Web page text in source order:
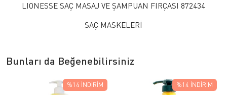
LIONESSE SAÇ MASAJ VE ŞAMPUAN FIRÇASI 872434
SAÇ MASKELERİ
Bunları da Beğenebilirsiniz
%14 İNDIRIM %14 İNDIRIM